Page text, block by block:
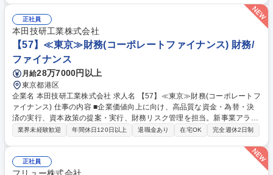
わる業務にも関与いただくことを期待しています。 【具体的に】■予算管
理 ■原価計算・コスト管理 ■業績管理・KPI分析 ■レポーティング・関係部
門連携 ■重要分析・意思決定支援 募集職種 《104277》管理会計/企業の将
来を見据えた意思決定を数値面から支える
正社員
本田技研工業株式会社
【57】≪東京≫財務(コーポレートファイナンス) 財務/
ファイナンス
月給28万7000円以上
東京都港区
企業名 本田技研工業株式会社 求人名 【57】≪東京≫財務(コーポレートフ
ァイナンス) 仕事の内容 ■企業価値向上に向け、高品質な資金・為替・決
済の実行、資本政策の提案・実行、財務リスク管理を担当。新事業アライ
アンスや事業再構築への財務観点での支援、キャッシュマネジメント強化
まえた資金調達手法の提案・実行 (3)新事業アライアンス・事業再構築へ
の財務的支援 (4)キャッシュマネジメント強化によるグローバル資金活用
(5)投資・有価証券管理【キャリア】経理財務内で幅広くジョブローテーシ
業界未経験歓迎 年間休日120日以上 退職金あり 在宅OK 完全週休2日制
正社員